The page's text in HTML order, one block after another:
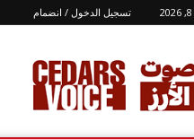
تسجيل الدخول / انضمام